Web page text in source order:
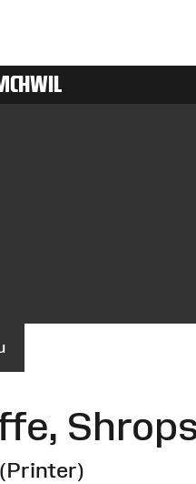
(Printer)